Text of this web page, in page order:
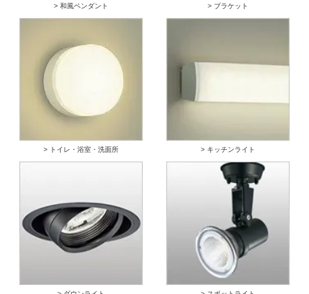
> 和風ペンダント > ブラケット
> トイレ・浴室・洗面所 > キッチンライト